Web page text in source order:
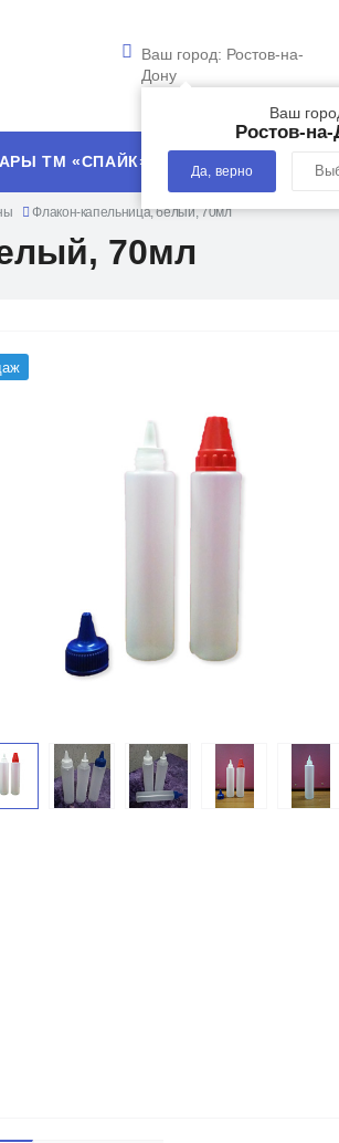
Ваш город: Ростов-на-
Дону
Ваш
Ростов-
Да, верно
ТМ «СПАЙК»
Флакон-капельница, белый, 70мл
70мл